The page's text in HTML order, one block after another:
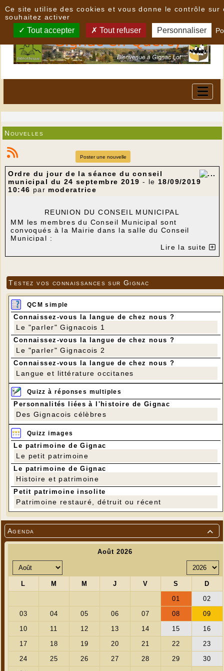

Agenda
Nouvelles
Poster une nouvelle
Ordre du jour de la séance du conseil
municipal du 24 septembre 2019 - le 18/09/2019
10:46 par moderatrice
REUNION DU CONSEIL MUNICIPAL
MM les membres du Conseil Municipal sont
convoqués à la Mairie dans la salle du Conseil
Municipal :
Gignac, le 18/09/2019
ORDRE DU JOUR :
1-Délibération n°1 :
Tableau de classement de la voirie d’intérêt
communautaire relatif aux Places - Validation de la
transformation de la surface des Places en mètres
linéaires ;
2-Délibération n°2 :
Adoption du rapport sur le prix et la qualité du
service public d’assainissement collectif 2018 ;
3-Délibération n°3 :
Projet de mise à disposition d’un agent de l’école à
l’Association Multi-Rencontres du Rionet et
exonération du remboursement à la commune ;
4- Délibération n°4 :
Logement locatif sis 3 SQ de l’archiprêtré, place
arrière de l’Eglise : Remise au locataire du loyer du
mois de septembre 2019 relative aux désagréments
occasionnés lors des travaux de gros œuvres ;
5-Motion :
Motion contre le projet du nouveau réseau de
proximité des finances publiques ;
6-Divers.
Lire la suite
Testez vos connaissances sur Gignac
QCM simple
Connaissez-vous la langue de chez nous ?
Le "parler" Gignacois 1
Connaissez-vous la langue de chez nous ?
Le "parler" Gignacois 2
Connaissez-vous la langue de chez nous ?
Langue et littérature occitanes
Quizz à réponses multiples
Personnalités liées à l'histoire de Gignac
Des Gignacois célèbres
Quizz images
Le patrimoine de Gignac
Le petit patrimoine
Le patrimoine de Gignac
Histoire et patrimoine
Petit patrimoine insolite
Patrimoine restauré, détruit ou récent
Ce site utilise des cookies et vous donne le contrôle sur
souhaitez activer
Tout accepter Tout refuser Personnaliser